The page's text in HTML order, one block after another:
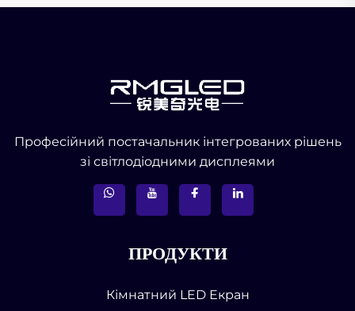
Професійний постачальник інтегрованих рішень
зі світлодіодними дисплеями
ПРОДУКТИ
Кімнатний LED Екран